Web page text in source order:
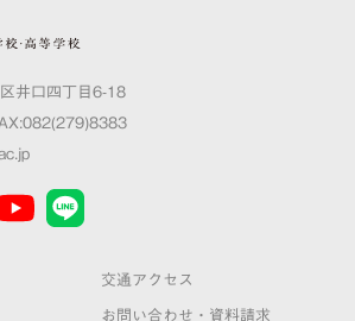
井口四丁目6-18
交通アクセス
お問い合わせ・資料請求